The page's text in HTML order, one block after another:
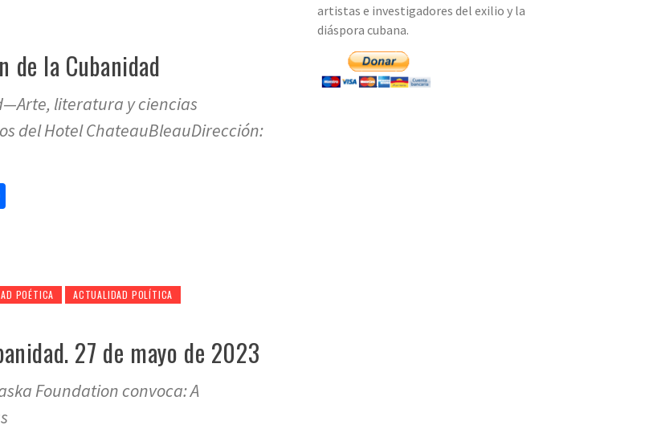
de la Cubanidad
literatura y ciencias
del Hotel ChateauBleauDirección:
POÉTICA
ACTUALIDAD POLÍTICA
27 de mayo de 2023
Foundation convoca: A
artistas e investigadores del exilio y la
diáspora cubana.